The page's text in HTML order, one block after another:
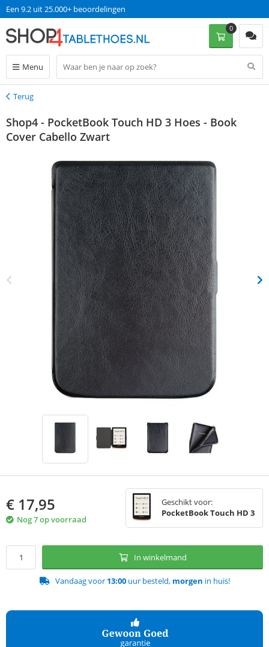
Een 9.2 uit 25.000+ beoordelingen
Menu
0
Terug
Terug
Shop4 - PocketBook Touch HD 3 Hoes - Book
Cover Cabello Zwart
€ 17,95
Nog 7 op voorraad
Geschikt voor:
PocketBook Touch HD 3
In winkelmand
Vandaag voor 13:00uur besteld, morgen in huis!